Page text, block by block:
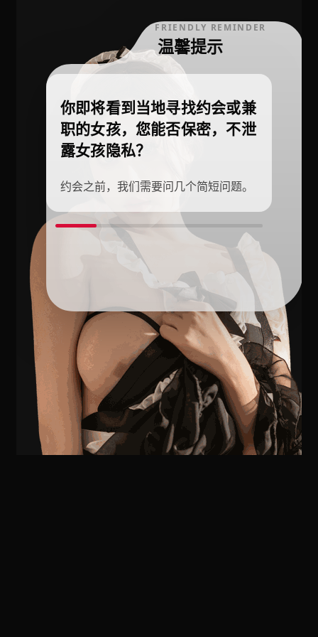
FRIENDLY REMINDER
温馨提示
你即将看到当地寻找约会或兼
职的女孩，您能否保密，不泄
露女孩隐私？
约会之前，我们需要问几个简短问题。